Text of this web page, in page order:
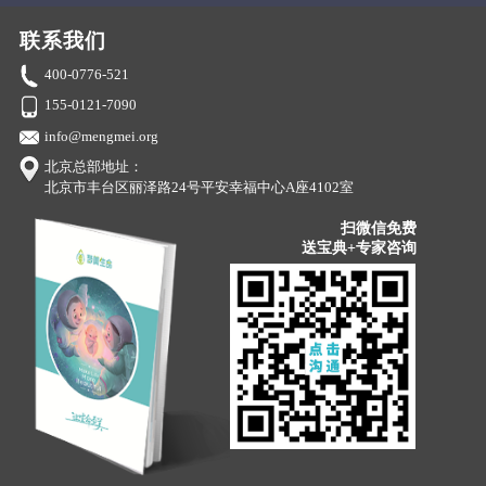
联系我们
400-0776-521
155-0121-7090
info@mengmei.org
北京总部地址：
北京市丰台区丽泽路24号平安幸福中心A座4102室
扫微信免费
送宝典+专家咨询